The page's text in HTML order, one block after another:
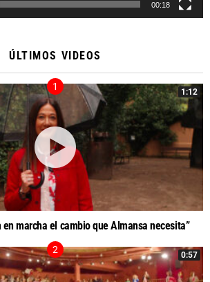
00:18
ÚLTIMOS VIDEOS
1:12
en marcha el cambio que Almansa necesita”
0:57